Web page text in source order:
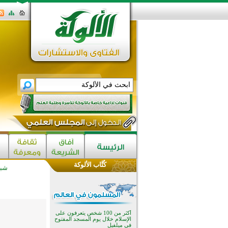
كُتَّاب الألوكة
القرآن والتربية في صدارة البرامج
وساراتوف وموردوفيا هذا العام
اختتام الدورة التاسعة لمسابقة حفظ
وتلاوة القرآن الكريم في أزناكاييف
أكثر من 100 شخص يتعرفون على
الإسلام خلال يوم المسجد المفتوح
في ميلفيل